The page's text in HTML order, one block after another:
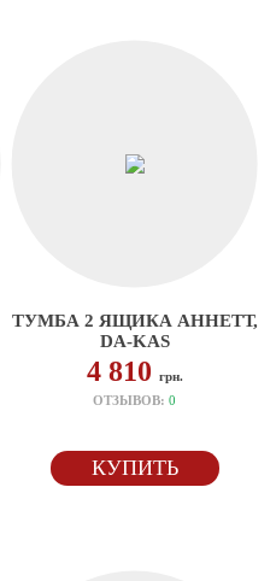
ТУМБА 2 ЯЩИКА АННЕТТ,
DA-KAS
4 810 грн.
ОТЗЫВОВ:0
КУПИТЬ